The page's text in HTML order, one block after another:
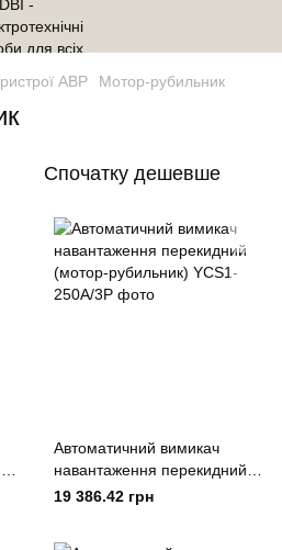
АВР Мотор-рубильник
Спочатку дешевше
Автоматичний вимикач
навантаження перекидний
(мотор-рубильник) YCS1-
19 386.42 грн